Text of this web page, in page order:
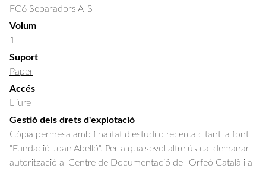
FC6 Separadors A-S
Volum
1
Suport
Paper
Accés
Lliure
Gestió dels drets d'explotació
Còpia permesa amb finalitat d'estudi o recerca citant la font
"Fundació Joan Abelló". Per a qualsevol altre ús cal demanar
autorització al Centre de Documentació de l'Orfeó Català i a